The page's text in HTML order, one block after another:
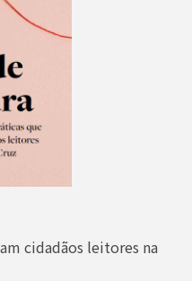
cidadãos leitores na